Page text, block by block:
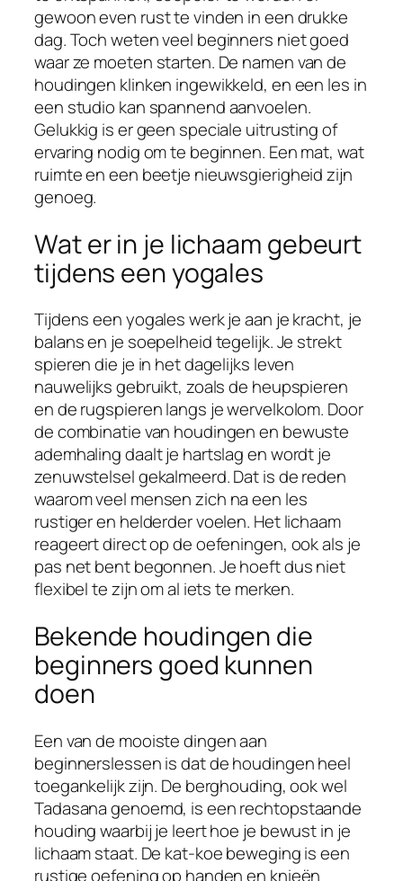
gewoon even rust te vinden in een drukke
dag. Toch weten veel beginners niet goed
waar ze moeten starten. De namen van de
houdingen klinken ingewikkeld, en een les in
een studio kan spannend aanvoelen.
Gelukkig is er geen speciale uitrusting of
ervaring nodig om te beginnen. Een mat, wat
ruimte en een beetje nieuwsgierigheid zijn
genoeg.
Wat er in je lichaam gebeurt
tijdens een yogales
Tijdens een yogales werk je aan je kracht, je
balans en je soepelheid tegelijk. Je strekt
spieren die je in het dagelijks leven
nauwelijks gebruikt, zoals de heupspieren
en de rugspieren langs je wervelkolom. Door
de combinatie van houdingen en bewuste
ademhaling daalt je hartslag en wordt je
zenuwstelsel gekalmeerd. Dat is de reden
waarom veel mensen zich na een les
rustiger en helderder voelen. Het lichaam
reageert direct op de oefeningen, ook als je
pas net bent begonnen. Je hoeft dus niet
flexibel te zijn om al iets te merken.
Bekende houdingen die
beginners goed kunnen
doen
Een van de mooiste dingen aan
beginnerslessen is dat de houdingen heel
toegankelijk zijn. De berghouding, ook wel
Tadasana genoemd, is een rechtopstaande
houding waarbij je leert hoe je bewust in je
lichaam staat. De kat-koe beweging is een
rustige oefening op handen en knieën